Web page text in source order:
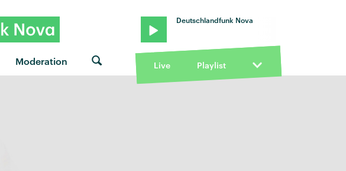
Moderation
Deutschlandfunk Nova
Live Playlist